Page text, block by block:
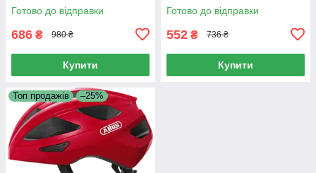
Готово до відправки
686 ₴ 980 ₴
Купити
Готово до відправки
552 ₴ 736 ₴
Купити
Топ продажів –25%